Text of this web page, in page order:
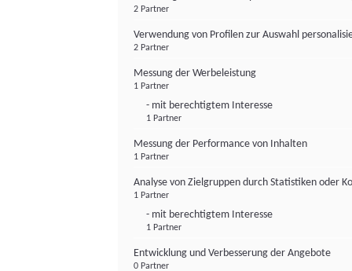
2 Partner
Verwendung von Profilen zur Auswahl
2 Partner
Messung der Werbeleistung
1 Partner
- mit berechtigtem Interesse
1 Partner
Messung der Performance von Inhalten
1 Partner
Analyse von Zielgruppen durch Statistiken oder
1 Partner
- mit berechtigtem Interesse
1 Partner
Entwicklung und Verbesserung der Angebote
0 Partner